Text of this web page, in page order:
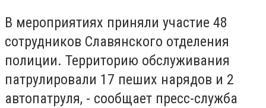
В мероприятиях приняли участие 48
сотрудников Славянского отделения
полиции. Территорию обслуживания
патрулировали 17 пеших нарядов и 2
автопатруля, - сообщает пресс-служба